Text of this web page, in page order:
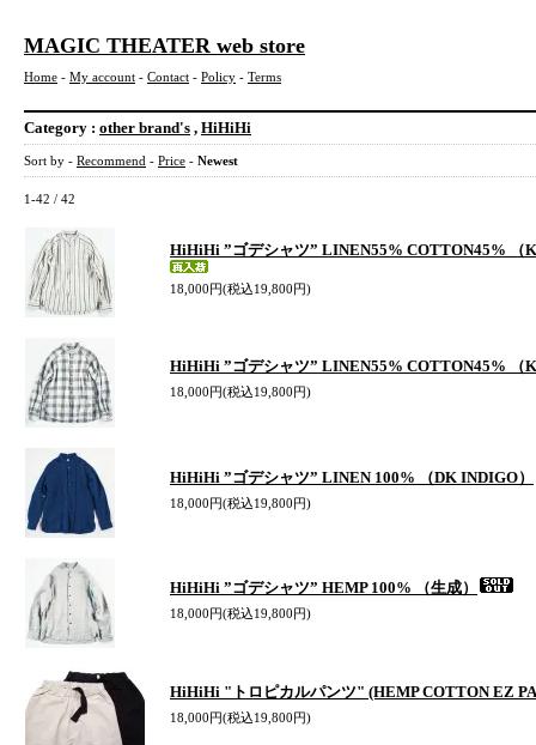
MAGIC THEATER web store
Home - My account - Contact - Policy - Terms
Category : other brand's , HiHiHi
Sort by - Recommend - Price - Newest
1-42 / 42
HiHiHi ”ゴデシャツ” LINEN55% COTTON45% （
18,000円(税込19,800円)
HiHiHi ”ゴデシャツ” LINEN55% COTTON45% （
18,000円(税込19,800円)
HiHiHi ”ゴデシャツ” LINEN 100% （DK INDIGO）
18,000円(税込19,800円)
HiHiHi ”ゴデシャツ” HEMP 100% （生成）
18,000円(税込19,800円)
HiHiHi "トロピカルパンツ" (HEMP COTTON EZ
18,000円(税込19,800円)